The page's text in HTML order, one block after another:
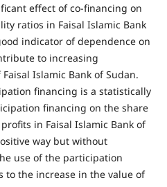
effect of co-financing on
ratios in Faisal Islamic Bank
indicator of dependence on
to increasing
Islamic Bank of Sudan.
financing is a statistically
financing on the share
in Faisal Islamic Bank of
way but without
use of the participation
the increase in the value of